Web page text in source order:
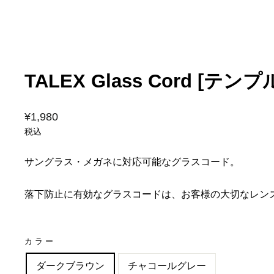
TALEX Glass Cord [テンプ
価
格
¥1,980
税込
サングラス・メガネに対応可能なグラスコード。
落下防止に有効なグラスコードは、お客様の大切なレン
カラー
ダークブラウン チャコールグレー